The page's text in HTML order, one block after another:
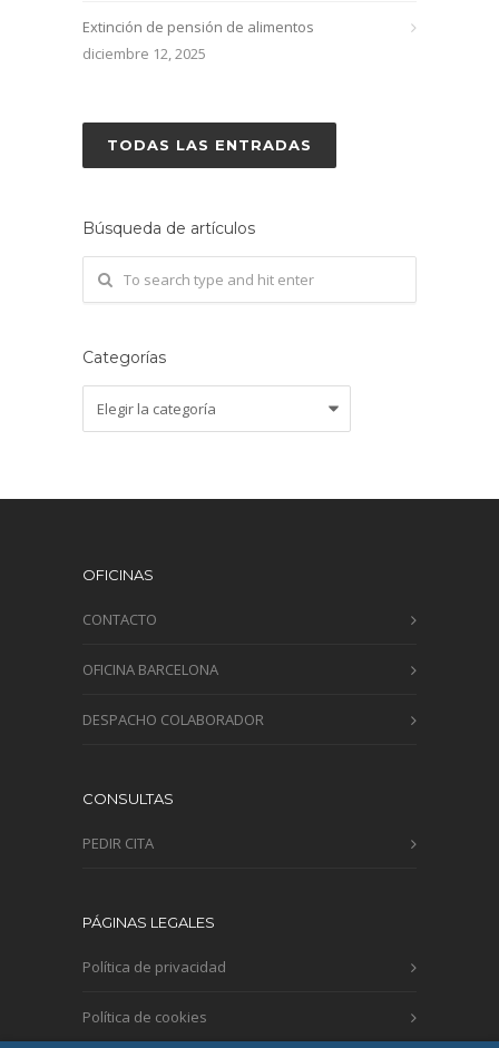
Extinción de pensión de alimentos
diciembre 12, 2025
TODAS LAS ENTRADAS
Búsqueda de artículos
Categorías
OFICINAS
CONTACTO
OFICINA BARCELONA
DESPACHO COLABORADOR
CONSULTAS
PEDIR CITA
PÁGINAS LEGALES
Política de privacidad
Política de cookies